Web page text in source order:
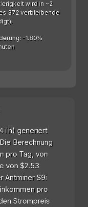
wird in ~2
372 verbleibende
-1.80%
generiert
Berechnung
pro Tag, von
von $2.53
Antminer S9i
pro
Strompreis